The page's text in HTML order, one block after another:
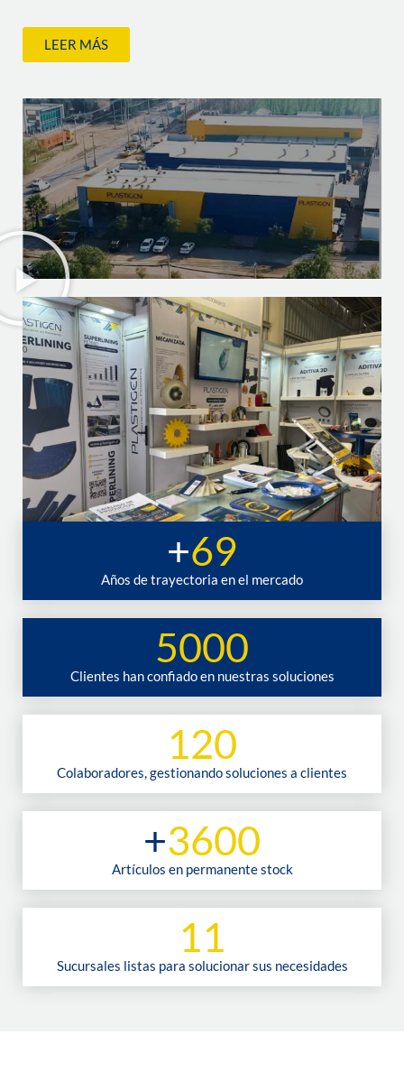
LEER MÁS
+69
Años de trayectoria en el mercado
5000
Clientes han confiado en nuestras soluciones
120
Colaboradores, gestionando soluciones a clientes
+3600
Artículos en permanente stock
11
Sucursales listas para solucionar sus necesidades